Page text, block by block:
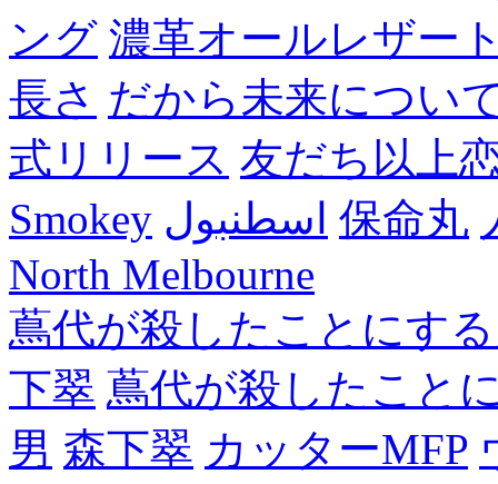
ング 濃革オールレザー
長さ だから未来につい
式リリース 友だち以上
Smokey اسطنبول 保命丸
North Melbourne
蔦代が殺したことにす
下翠 蔦代が殺したこと
男 森下翠 カッターMFP